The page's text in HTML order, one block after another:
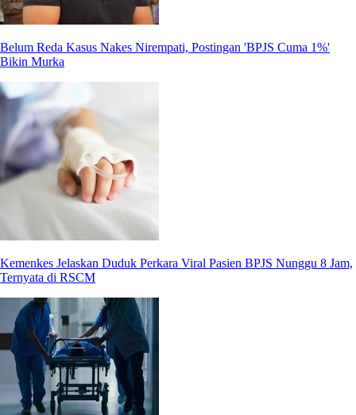
Belum Reda Kasus Nakes Nirempati, Postingan 'BPJS Cuma 1%'
Bikin Murka
Kemenkes Jelaskan Duduk Perkara Viral Pasien BPJS Nunggu 8 Jam,
Ternyata di RSCM